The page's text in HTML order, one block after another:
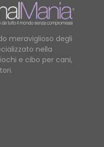
meraviglioso degli
nella
e cibo per cani,